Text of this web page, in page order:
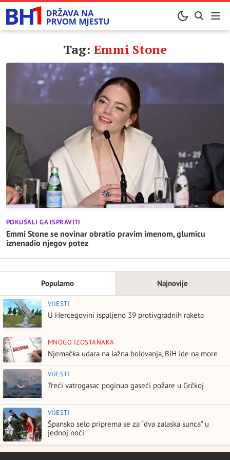
Tag: Emmi Stone
POKUŠALI GA ISPRAVITI
Emmi Stone se novinar obratio pravim imenom, glumicu
iznenadio njegov potez
Popularno Najnovije
VIJESTI
U Hercegovini ispaljeno 39 protivgradnih raketa
MNOGO IZOSTANAKA
Njemačka udara na lažna bolovanja, BiH ide na more
VIJESTI
Treći vatrogasac poginuo gaseći požare u Grčkoj
VIJESTI
Špansko selo priprema se za “dva zalaska sunca” u
jednoj noći